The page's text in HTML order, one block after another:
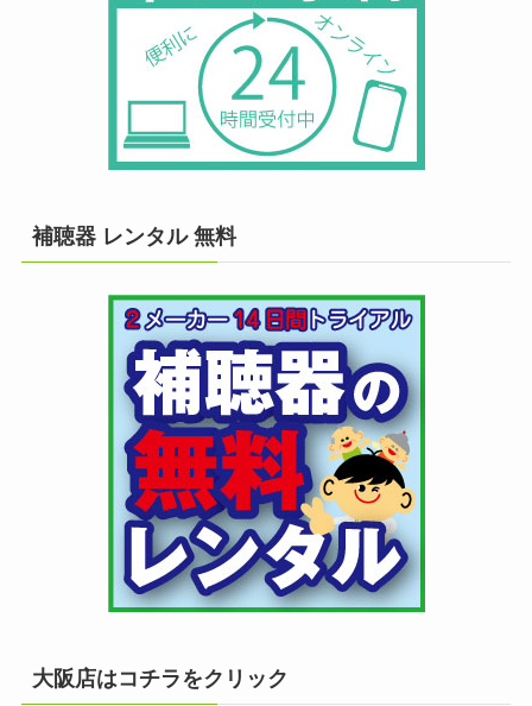
補聴器 レンタル 無料
大阪店はコチラをクリック